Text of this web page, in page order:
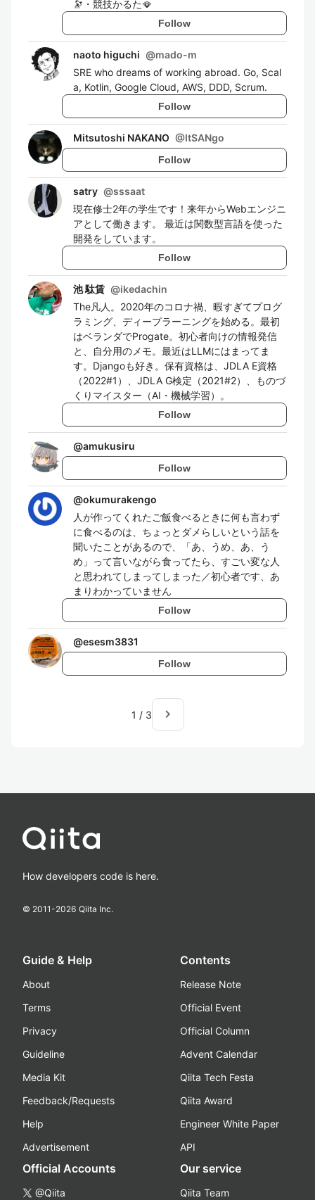
🔭・競技かるた🪭
Follow
naoto higuchi @mado-m
SRE who dreams of working abroad. Go, Scal
a, Kotlin, Google Cloud, AWS, DDD, Scrum.
Follow
Mitsutoshi NAKANO @ItSANgo
Follow
satry @sssaat
現在修士2年の学生です！来年からWebエンジニ
アとして働きます。 最近は関数型言語を使った
開発をしています。
Follow
池 駄賃 @ikedachin
The凡人。2020年のコロナ禍、暇すぎてプログ
ラミング、ディープラーニングを始める。最初
はベランダでProgate。初心者向けの情報発信
と、自分用のメモ。最近はLLMにはまってま
す。Djangoも好き。保有資格は、JDLA E資格
（2022#1）、JDLA G検定（2021#2）、ものづ
くりマイスター（AI・機械学習）。
Follow
@amukusiru
Follow
@okumurakengo
人が作ってくれたご飯食べるときに何も言わず
に食べるのは、ちょっとダメらしいという話を
聞いたことがあるので、「あ、うめ、あ、う
め」って言いながら食ってたら、すごい変な人
と思われてしまってしまった／初心者です、あ
まりわかっていません
Follow
@esesm3831
Follow
1 / 3 navigate_next
How developers code is here.
© 2011-2026 Qiita Inc.
Guide & Help
About
Terms
Privacy
Guideline
Media Kit
Feedback/Requests
Help
Advertisement
Contents
Release Note
Official Event
Official Column
Advent Calendar
Qiita Tech Festa
Qiita Award
Engineer White Paper
API
Official Accounts
@Qiita
Our service
Qiita Team